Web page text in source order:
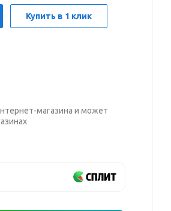
Купить в 1 клик
магазина и может